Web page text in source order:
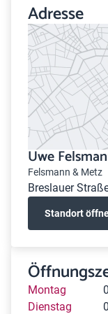
Adresse
Uwe
Felsmann & Metz
Breslauer
Standort
Montag
Dienstag